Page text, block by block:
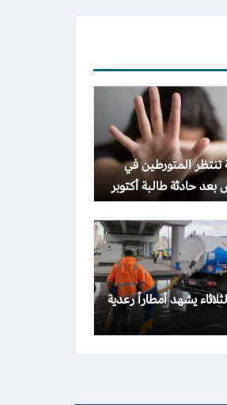
تنتظر المتورطين في
حادثة طالبة أكتوبر
يشهد أمطاراً رعدية